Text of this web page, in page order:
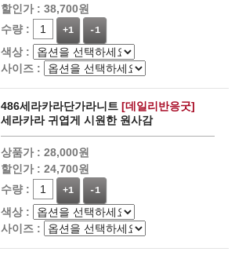
할인가 : 38,700원
수량 :
+1 -1
색상 :
사이즈 :
486세라카라단가라니트 [데일리반응굿]
세라카라 귀엽게 시원한 원사감
상품가 : 28,000원
할인가 : 24,700원
수량 :
+1 -1
색상 :
사이즈 :